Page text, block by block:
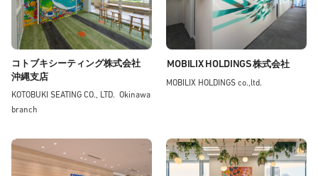
コトブキシーティング株式会社
沖縄支店
KOTOBUKI SEATING CO., LTD. Okinawa
branch
MOBILIX HOLDINGS株式会社
MOBILIX HOLDINGS co.,ltd.